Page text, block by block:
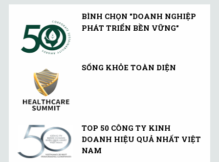
BÌNH CHỌN "DOANH NGHIỆP
PHÁT TRIỂN BỀN VỮNG"
SỐNG KHỎE TOÀN DIỆN
TOP 50 CÔNG TY KINH
DOANH HIỆU QUẢ NHẤT VIỆT
NAM